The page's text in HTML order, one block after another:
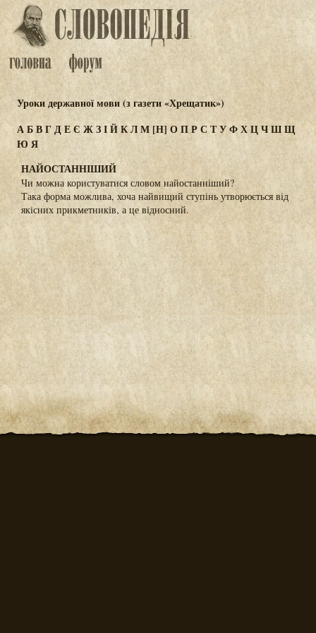
Уроки державної мови (з газети «Хрещатик»)
АБВГДЕЄ ЖЗІЙКЛМ[Н] ОПРСТУФХЦЧШЩ
Ю Я
НАЙОСТАННІШИЙ
Чи можна користуватися словом найостанніший?
Така форма можлива, хоча найвищий ступінь утворюється від
якісних прикметників, а це відносний.